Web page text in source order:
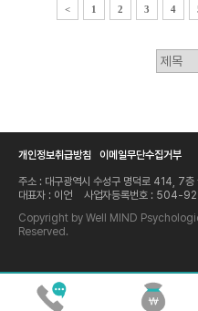
< 1 2 3 4
지정하고 있습
· 전화 : 053-
· 이메일 :
비스를 이용
관련 문의,
을 개인정보
실 수 있습니
릴 것입니다.
개인정보 침
주체는 웰마
관에 분쟁해
개인정보취급방침 이메일무단수집거부
주소 : 대구광역시 수성구 명덕로 414, 7층
대표자 : 이언
사업자등록번호 : 504-
Copyright by Well MIND
Reserved.